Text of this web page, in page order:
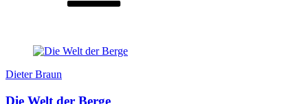
Dieter Braun
Die Welt der Berge